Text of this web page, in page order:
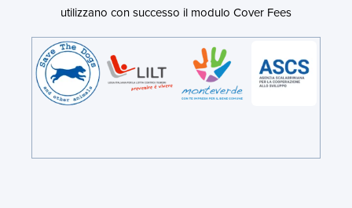
utilizzano con successo il modulo Cover Fees